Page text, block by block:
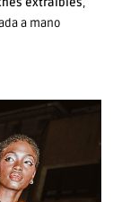
a mano